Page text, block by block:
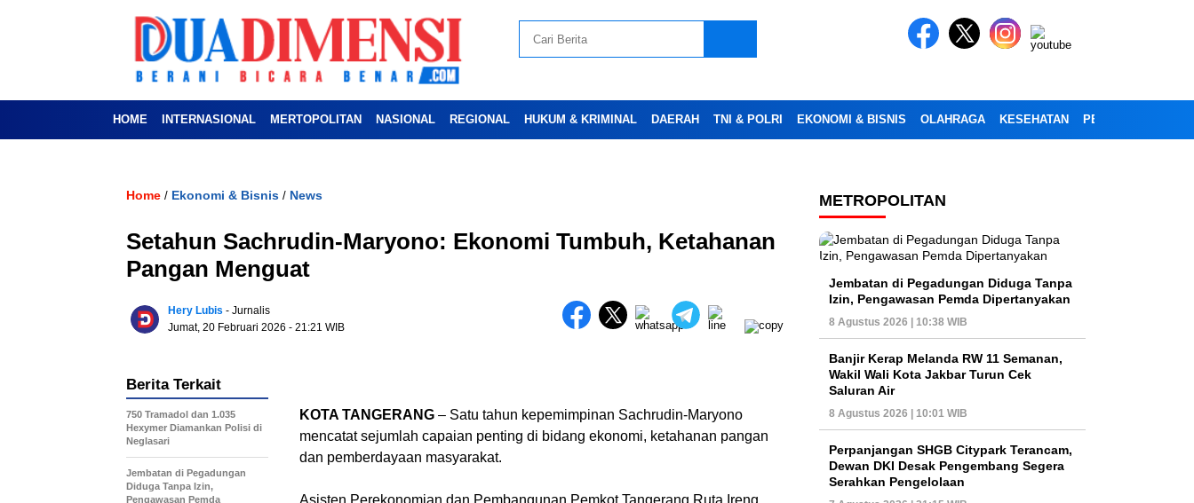
HOME INTERNASIONAL MERTOPOLITAN NASIONAL REGIONAL HUKUM & KRIMINAL DAERAH TNI & POLRI EKONOMI & BISNIS OLAHRAGA KESEHATAN PENDIDIKAN
Home / Ekonomi & Bisnis / News
Setahun Sachrudin-Maryono: Ekonomi Tumbuh, Ketahanan
Pangan Menguat
Hery Lubis - Jurnalis
Jumat, 20 Februari 2026 - 21:21 WIB
KOTA TANGERANG – Satu tahun kepemimpinan Sachrudin-Maryono
mencatat sejumlah capaian penting di bidang ekonomi, ketahanan pangan
dan pemberdayaan masyarakat.
Asisten Perekonomian dan Pembangunan Pemkot Tangerang Ruta Ireng
Berita Terkait
750 Tramadol dan 1.035
Hexymer Diamankan Polisi di
Neglasari
Jembatan di Pegadungan
Diduga Tanpa Izin,
Pengawasan Pemda
METROPOLITAN
Jembatan di Pegadungan Diduga Tanpa
Izin, Pengawasan Pemda Dipertanyakan
8 Agustus 2026 | 10:38 WIB
Banjir Kerap Melanda RW 11 Semanan,
Wakil Wali Kota Jakbar Turun Cek
Saluran Air
8 Agustus 2026 | 10:01 WIB
Perpanjangan SHGB Citypark Terancam,
Dewan DKI Desak Pengembang Segera
Serahkan Pengelolaan